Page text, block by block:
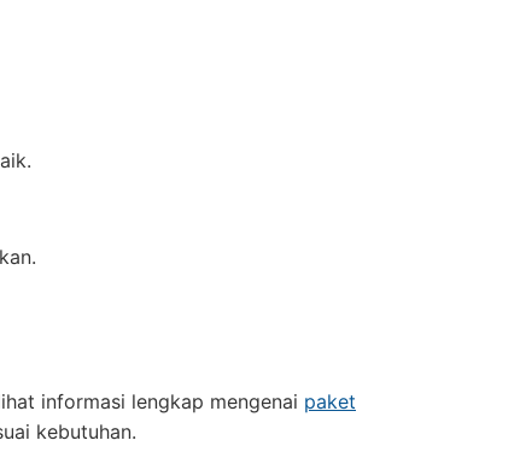
informasi lengkap mengenai paket
kebutuhan.